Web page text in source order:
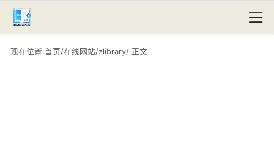
现在位置:首页/在线网站/zlibrary/ 正文